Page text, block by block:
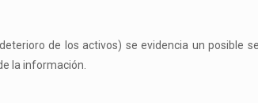
de los activos) se evidencia un posible
la información.